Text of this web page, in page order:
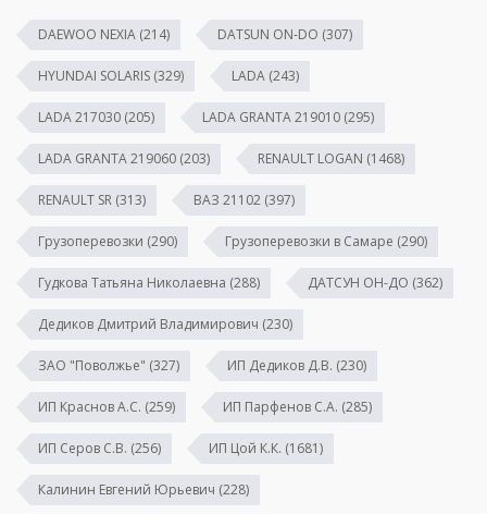
DAEWOO NEXIA (214) DATSUN ON-DO (307)
HYUNDAI SOLARIS (329) LADA (243)
LADA 217030 (205) LADA GRANTA 219010 (295)
LADA GRANTA 219060 (203) RENAULT LOGAN (1468)
RENAULT SR (313) ВАЗ 21102 (397)
Грузоперевозки (290) Грузоперевозки в Самаре (290)
Гудкова Татьяна Николаевна (288) ДАТСУН ОН-ДО (362)
Дедиков Дмитрий Владимирович (230)
ЗАО "Поволжье" (327) ИП Дедиков Д.В. (230)
ИП Краснов А.С. (259) ИП Парфенов С.А. (285)
ИП Серов С.В. (256) ИП Цой К.К. (1681)
Калинин Евгений Юрьевич (228)